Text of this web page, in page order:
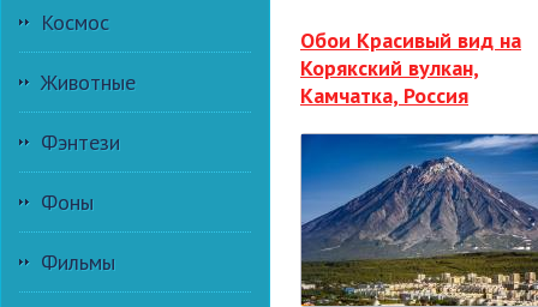
Космос
Животные
Фэнтези
Фоны
Фильмы
Обои Красивый вид на
Корякский вулкан,
Камчатка, Россия